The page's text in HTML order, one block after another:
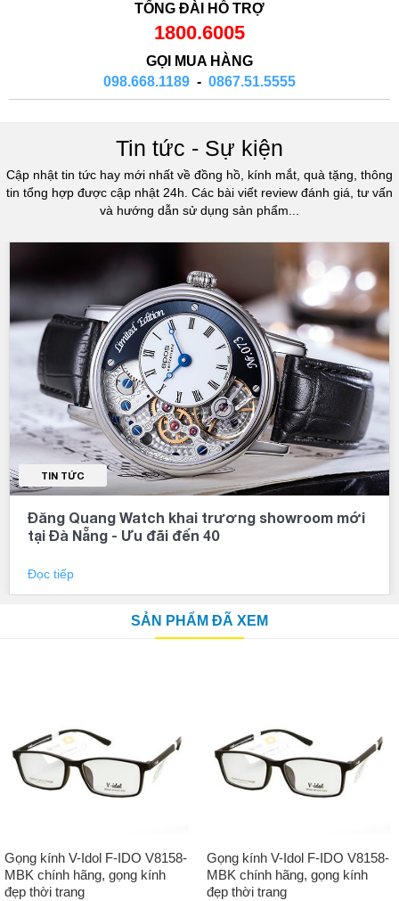
Xá, Gia Lâm, Thành phố Hà Nội
TỔNG ĐÀI HỖ TRỢ
1800.6005
GỌI MUA HÀNG
098.668.1189 - 0867.51.5555
Tin tức - Sự kiện
Cập nhật tin tức hay mới nhất về đồng hồ, kính mắt, quà tặng, thông
tin tổng hợp được cập nhật 24h. Các bài viết review đánh giá, tư vấn
và hướng dẫn sử dụng sản phẩm...
TIN TỨC
Đăng Quang Watch khai trương showroom mới
tại Đà Nẵng - Ưu đãi đến 40
Đọc tiếp
SẢN PHẨM ĐÃ XEM
Gọng kính V-Idol F-IDO V8158-
MBK chính hãng, gọng kính
đẹp thời trang
Gọng kính V-Idol F-IDO V8158-
MBK chính hãng, gọng kính
đẹp thời trang